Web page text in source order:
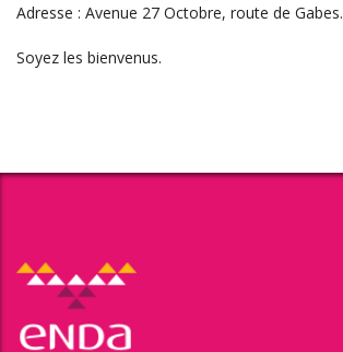
Adresse : Avenue 27 Octobre, route de Gabes.
Soyez les bienvenus.